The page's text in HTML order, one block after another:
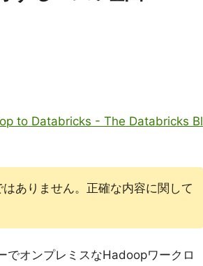
to Databricks - The Databricks Bl
ありません。正確な内容に関して
でオンプレミスなHadoopワークロ